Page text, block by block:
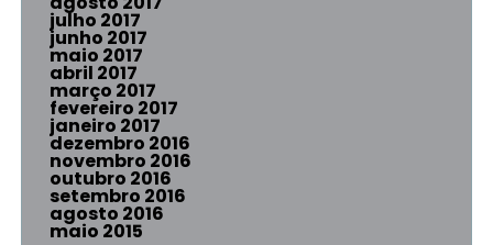
julho 2017
junho 2017
maio 2017
abril 2017
março 2017
fevereiro 2017
janeiro 2017
dezembro 2016
novembro 2016
outubro 2016
setembro 2016
agosto 2016
maio 2015